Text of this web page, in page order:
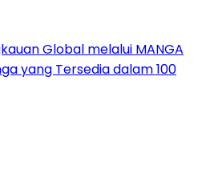
Global melalui MANGA
yang Tersedia dalam 100